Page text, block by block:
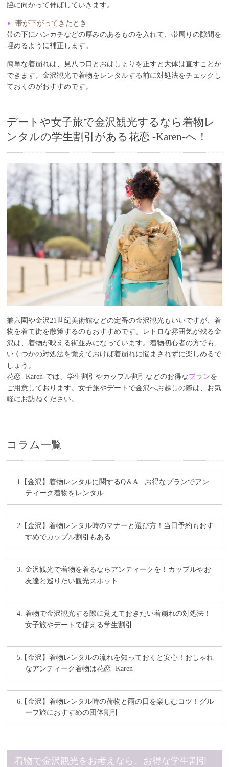
脇に向かって伸ばしていきます。
帯が下がってきたとき
帯の下にハンカチなどの厚みのあるものを入れて、帯周りの隙間を
埋めるように補正します。
簡単な着崩れは、見八つ口とおはしょりを正すと大体は直すことが
できます。金沢観光で着物をレンタルする前に対処法をチェックし
ておくのがおすすめです。
デートや女子旅で金沢観光するなら着物レ
ンタルの学生割引がある花恋 -Karen-へ！
兼六園や金沢21世紀美術館などの定番の金沢観光もいいですが、着
物を着て街を散策するのもおすすめです。レトロな雰囲気が残る金
沢は、着物が映える街並みになっています。着物初心者の方でも、
いくつかの対処法を覚えておけば着崩れに悩まされずに楽しめるで
しょう。
花恋 -Karen-では、学生割引やカップル割引などのお得なプランを
ご用意しております。女子旅やデートで金沢へお越しの際は、お気
軽にお訪ねください。
コラム一覧
【金沢】着物レンタルに関するQ＆A お得なプランでアン
ティーク着物をレンタル
【金沢】着物レンタル時のマナーと選び方！当日予約もおす
すめでカップル割引もある
金沢観光で着物を着るならアンティークを！カップルやお
友達と巡りたい観光スポット
着物で金沢観光する際に覚えておきたい着崩れの対処法！
女子旅やデートで使える学生割引
【金沢】着物レンタルの流れを知っておくと安心！おしゃれ
なアンティーク着物は花恋 -Karen-
【金沢】着物レンタル時の荷物と雨の日を楽しむコツ！グル
ープ旅におすすめの団体割引
着物で金沢観光をお考えなら、お得な学生割引